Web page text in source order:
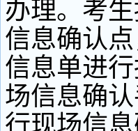
办理。考
信息确认
信息单进
场信息确
行现场信